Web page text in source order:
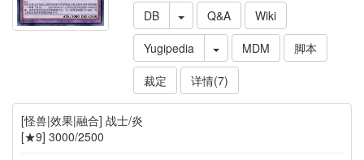
DB Q&A
Wiki
Yugipedia
MDM
脚本
裁定
详情(7)
[怪兽|效果|融合] 战士/炎
[★9] 3000/2500